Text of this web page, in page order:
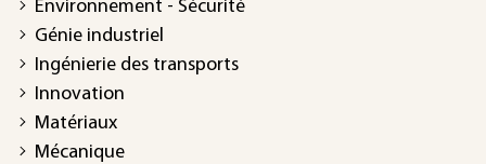
Environnement - Sécurité
Génie industriel
Ingénierie des transports
Innovation
Matériaux
Mécanique